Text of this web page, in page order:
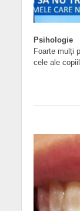
Psihologie
Foarte mulți
cele ale